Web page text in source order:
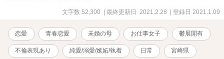
文字数 52,300 | 最終更新日 2021.2.28 | 登録日 2021.1.09
恋愛 青春恋愛 未婚の母 お仕事女子 鬱展開有
不倫表現あり 純愛/溺愛/嫉妬/執着 日常 宮崎県